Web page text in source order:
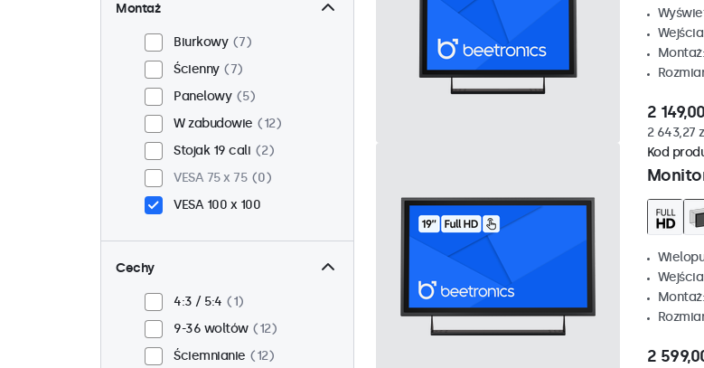
Montaż
Biurkowy
7
Ścienny
7
Panelowy
5
W zabudowie
12
Stojak 19 cali
2
VESA 75 x 75
0
VESA 100 x 100
Cechy
4:3 / 5:4
1
9-36 woltów
12
Ściemnianie
12
2
2 643,27
Kod
2